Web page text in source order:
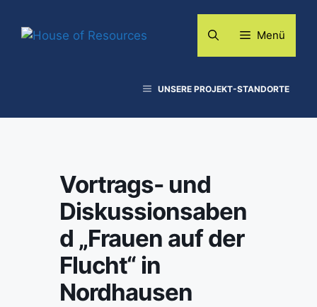
Inhalt
springen
Menü
UNSERE PROJEKT-STANDORTE
Vortrags- und
Diskussionsaben
d „Frauen auf der
Flucht“ in
Nordhausen